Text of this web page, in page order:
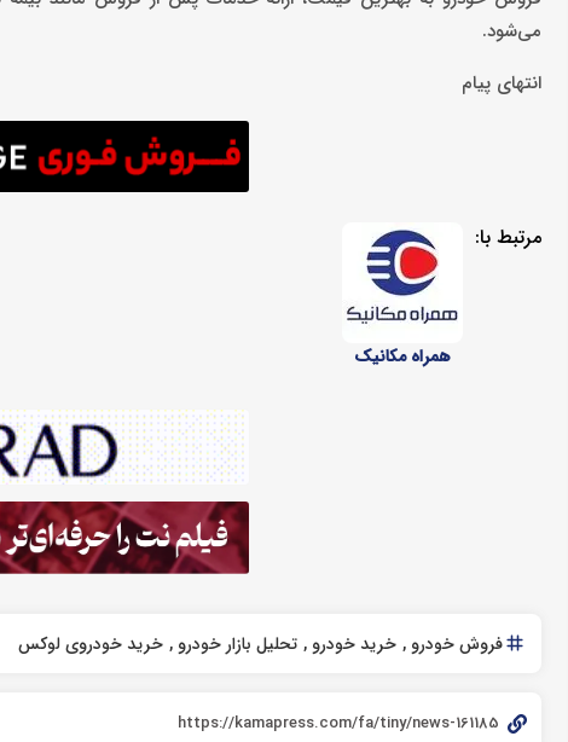
می‌شود.
انتهای پیام
مرتبط با:
همراه مکانیک
فروش خودرو خرید خودرو تحلیل بازار خودرو خرید خودروی لوکس